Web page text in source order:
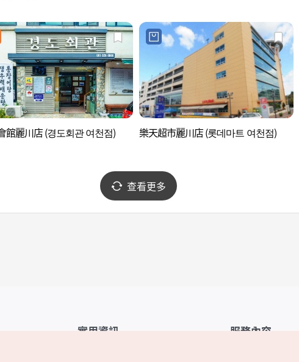
館麗川店 (경도회관 여천점) 樂天超市麗川店 (롯데마트 여천점)
查看更多
實用資訊 服務內容